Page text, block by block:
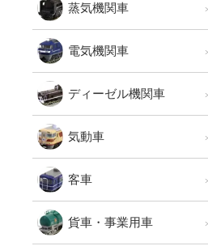
蒸気機関車
電気機関車
ディーゼル機関車
気動車
客車
貨車・事業用車